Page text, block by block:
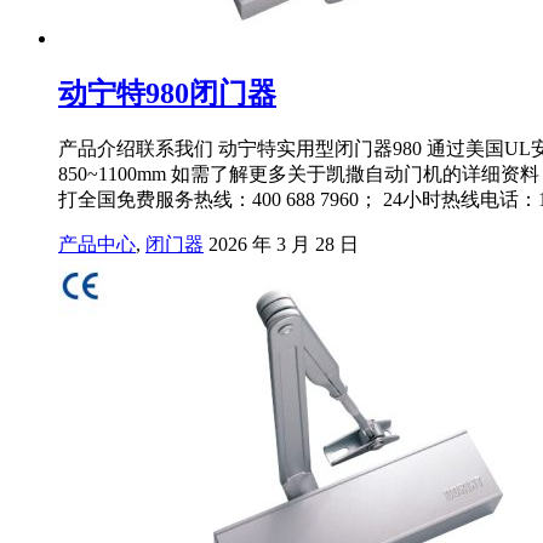
动宁特980闭门器
产品介绍联系我们 动宁特实用型闭门器980 通过美国UL
850~1100mm 如需了解更多关于凯撒自动门机的详细资
打全国免费服务热线：400 688 7960； 24小时热线电话：
产品中心, 闭门器 2026 年 3 月 28 日